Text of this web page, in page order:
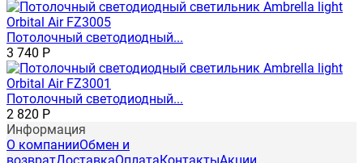
Потолочный светодиодный...
3 740 Р
Потолочный светодиодный...
2 820 Р
Информация
О компанииОбмен и
возвратДоставкаОплатаКонтактыАкции